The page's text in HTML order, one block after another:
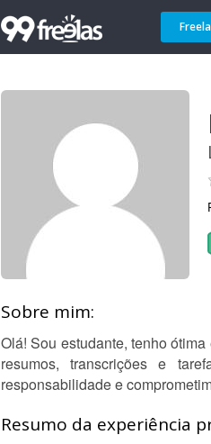
Sobre mim:
Olá! Sou estudante, tenho
resumos, transcrições e
responsabilidade e
Resumo da experiência